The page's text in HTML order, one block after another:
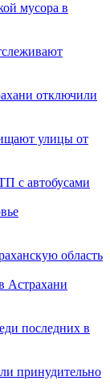
мусора в
отключили
улицы от
с автобусами
область
Астрахани
последних в
принудительно